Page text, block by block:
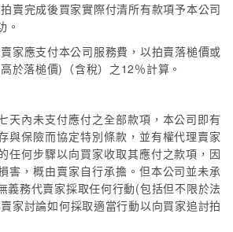
賣完成後買家實際付清所有款項予本公司
。
家應支付本公司服務費，以拍賣落槌價或
於落槌價)（含稅）之12％計算。
天內未支付應付之全部款項，本公司即有
與保險而協定特別條款，並有權代理賣家
任何步驟以向買家收取其應付之款項，因
害，概由賣家自行承擔。但本公司並未承
義務代賣家採取任何行動(包括但不限於法
家討論如何採取適當行動以向買家追討拍